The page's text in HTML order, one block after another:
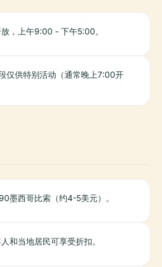
，上午9:00 - 下午5:00。
仅供特别活动（通常晚上7:00开
墨西哥比索（约4-5美元）。
和当地居民可享受折扣。